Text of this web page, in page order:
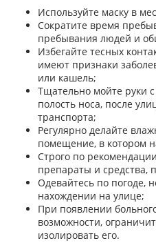
Используйте маску в
Сократите время
пребывания людей и
Избегайте тесных
имеют признаки
или кашель;
Тщательно мойте руки
полость носа, после
транспорта;
Регулярно делайте
помещение, в котором
Строго по
препараты и
Одевайтесь по погоде,
нахождении на улице;
При появлении
возможности,
изолировать его.